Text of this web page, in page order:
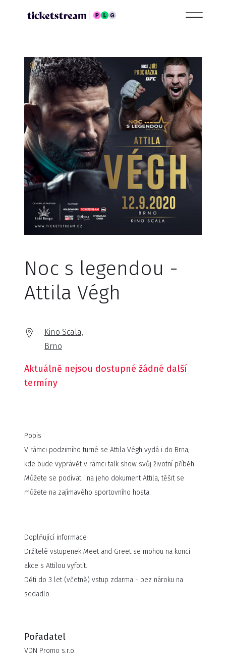
Noc s legendou -
Attila Végh
Kino Scala,
Brno
Aktuálně nejsou dostupné žádné další
termíny
Popis
V rámci podzimího turné se Attila Végh vydá i do Brna,
kde bude vyprávět v rámci talk show svůj životní příběh.
Můžete se podívat i na jeho dokument Attila, těšit se
můžete na zajímavého sportovního hosta.
Doplňující informace
Držitelé vstupenek Meet and Greet se mohou na konci
akce s Attilou vyfotit.
Děti do 3 let (včetně) vstup zdarma - bez nároku na
sedadlo.
Pořadatel
VDN Promo s.r.o.